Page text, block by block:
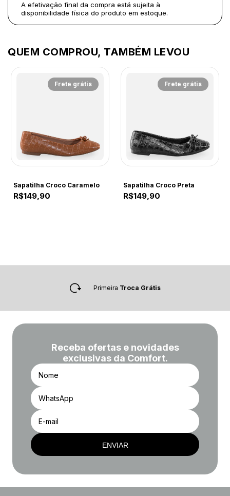
A efetivação final da compra está sujeita à
disponibilidade física do produto em estoque.
QUEM COMPROU, TAMBÉM LEVOU
Frete grátis
Sapatilha Croco Caramelo
R$149,90
Frete grátis
Sapatilha Croco Preta
R$149,90
Primeira Troca Grátis
Receba ofertas e novidades
exclusivas da Comfort.
ENVIAR